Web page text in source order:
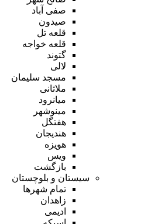
صفی آباد
صیدون
قلعه تل
قلعه خواجه
گتوند
لالی
مسجد سلیمان
ملاثانی
میانرود
مینوشهر
هفتگل
هندیجان
هویزه
ویس
بازگشت
سیستان و بلوچستان
تمام شهر‌ها
زاهدان
ادیمی